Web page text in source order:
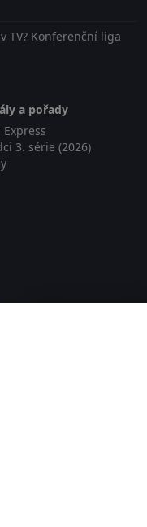
TV? Konferenční liga
a pořady
Express
3. série (2026)